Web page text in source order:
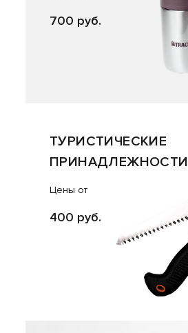
700 руб.
ТУРИСТИЧЕСКИЕ
ПРИНАДЛЕЖНОСТИ
Цены от
400 руб.